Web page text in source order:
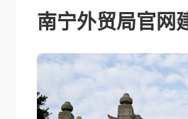
南宁外贸局官网